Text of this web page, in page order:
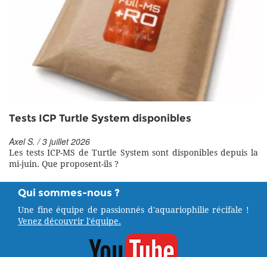
Tests ICP Turtle System disponibles
Axel S. / 3 juillet 2026
Les tests ICP-MS de Turtle System sont disponibles depuis la
mi-juin. Que proposent-ils ?
Qui sommes-nous ?
Une fine équipe de passionnés d'aquariophilie récifale !
Venez découvrir l'équipe.